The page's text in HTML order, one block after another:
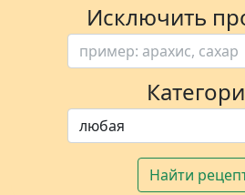
Исключить
Найти